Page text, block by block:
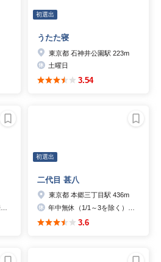
初選出
うたた寝
東京都 石神井公園駅 223m
土曜日
3.54
初選出
二代目 甚八
東京都 本郷三丁目駅 436m
3.6